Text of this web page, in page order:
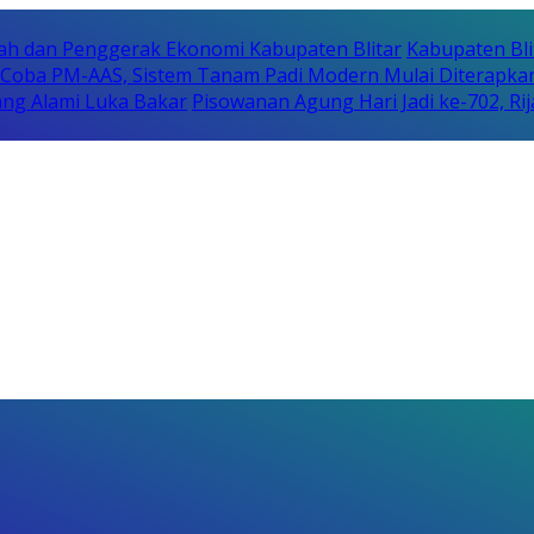
dan Penggerak Ekonomi Kabupaten Blitar Kabupaten
PM-AAS, Sistem Tanam Padi Modern Mulai
Alami Luka Bakar Pisowanan Agung Hari Jadi ke-702,